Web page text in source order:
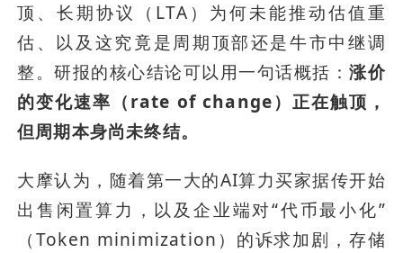
顶、长期协议（LTA）为何未能推动估值重
估、以及这究竟是周期顶部还是牛市中继调
整。研报的核心结论可以用一句话概括：涨价
的变化速率（rate of change）正在触顶，
但周期本身尚未终结。
大摩认为，随着第一大的AI算力买家据传开始
出售闲置算力，以及企业端对“代币最小化”
（Token minimization）的诉求加剧，存储